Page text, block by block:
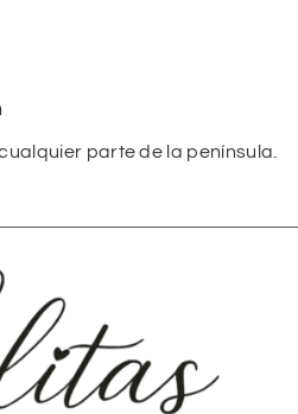
parte de la península.